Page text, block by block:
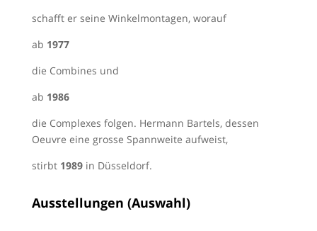
schafft er seine Winkelmontagen, worauf
ab 1977
die Combines und
ab 1986
die Complexes folgen. Hermann Bartels, dessen
Oeuvre eine grosse Spannweite aufweist,
stirbt 1989in Düsseldorf.
Ausstellungen (Auswahl)